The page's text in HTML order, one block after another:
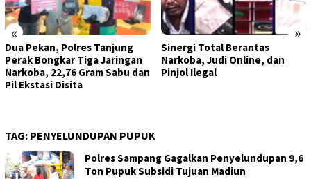
« »
Dua Pekan, Polres Tanjung
Perak Bongkar Tiga Jaringan
Narkoba, 22,76 Gram Sabu dan
Pil Ekstasi Disita
Sinergi Total Berantas
Narkoba, Judi Online, dan
Pinjol Ilegal
TAG: PENYELUNDUPAN PUPUK
Polres Sampang Gagalkan Penyelundupan 9,6
Ton Pupuk Subsidi Tujuan Madiun